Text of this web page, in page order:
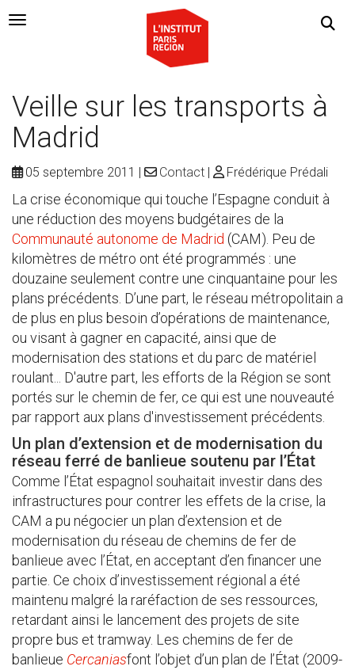
Navigation Toggle
Veille sur les transports à
Madrid
05 septembre 2011 Contact Frédérique Prédali
La crise économique qui touche l’Espagne conduit à
une réduction des moyens budgétaires de la
Communauté autonome de Madrid (CAM). Peu de
kilomètres de métro ont été programmés : une
douzaine seulement contre une cinquantaine pour les
plans précédents. D’une part, le réseau métropolitain a
de plus en plus besoin d’opérations de maintenance,
ou visant à gagner en capacité, ainsi que de
modernisation des stations et du parc de matériel
roulant... D'autre part, les efforts de la Région se sont
portés sur le chemin de fer, ce qui est une nouveauté
par rapport aux plans d'investissement précédents.
Un plan d’extension et de modernisation du
réseau ferré de banlieue soutenu par l’État
Comme l’État espagnol souhaitait investir dans des
infrastructures pour contrer les effets de la crise, la
CAM a pu négocier un plan d’extension et de
modernisation du réseau de chemins de fer de
banlieue avec l’État, en acceptant d’en financer une
partie. Ce choix d’investissement régional a été
maintenu malgré la raréfaction de ses ressources,
retardant ainsi le lancement des projets de site
propre bus et tramway. Les chemins de fer de
banlieue Cercaniasfont l’objet d’un plan de l’État (2009-